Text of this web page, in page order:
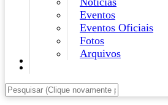
Eventos
Eventos Oficiais
Fotos
Arquivos